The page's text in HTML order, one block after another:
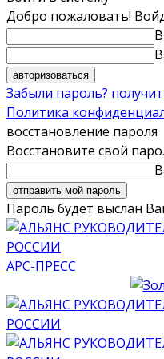
Добро пожаловать!
Забыли пароль?
Политика
восстановление пароля
Восстановите свой
Пароль будет выслан
АРС-ПРЕСС